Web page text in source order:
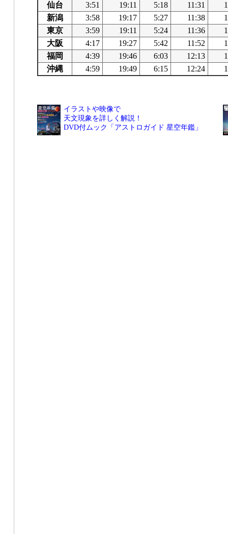
仙台
3:51 19:11 5:18 11:31
新潟
3:58 19:17 5:27 11:38
東京
3:59 19:11 5:24 11:36
大阪
4:17 19:27 5:42 11:52
福岡
4:39 19:46 6:03 12:13
沖縄
4:59 19:49 6:15 12:24
イラストや映像で
天文現象を詳しく解説！
DVD付ムック「アストロガイド 星空年鑑」